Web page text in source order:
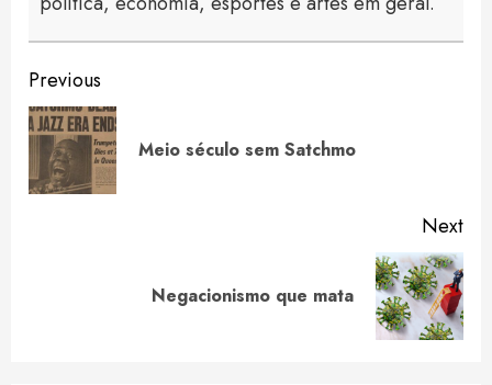
Continue
Reading
Previous
Meio século sem Satchmo
Next
Negacionismo que mata